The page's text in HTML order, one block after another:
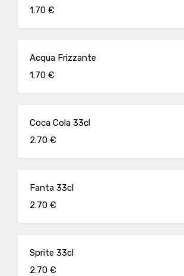
1.70 €
Acqua Frizzante
1.70 €
Coca Cola 33cl
2.70 €
Fanta 33cl
2.70 €
Sprite 33cl
2.70 €